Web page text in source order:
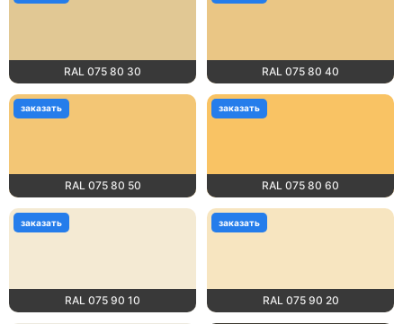
RAL 075 80 30 RAL 075 80 40
RAL 075 80 50
заказать
RAL 075 80 60
заказать
RAL 075 90 10
заказать
RAL 075 90 20
заказать